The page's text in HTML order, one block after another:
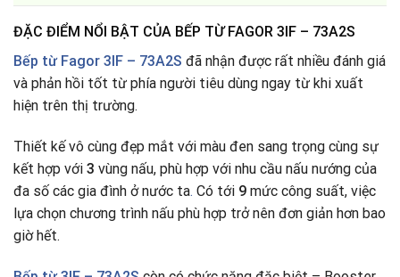
ĐẶC ĐIỂM NỔI BẬT CỦA BẾP TỪ FAGOR 3IF – 73A2S
Bếp từ Fagor 3IF – 73A2S đã nhận được rất nhiều đánh giá
và phản hồi tốt từ phía người tiêu dùng ngay từ khi xuất
hiện trên thị trường.
Thiết kế vô cùng đẹp mắt với màu đen sang trọng cùng sự
kết hợp với 3 vùng nấu, phù hợp với nhu cầu nấu nướng của
đa số các gia đình ở nước ta. Có tới 9 mức công suất, việc
lựa chọn chương trình nấu phù hợp trở nên đơn giản hơn bao
giờ hết.